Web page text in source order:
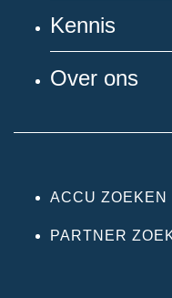
Kennis
Over ons
ACCU ZOEKEN
PARTNER